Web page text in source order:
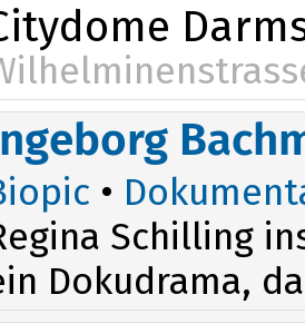
20:45
•
Schilling
Dokudrama,